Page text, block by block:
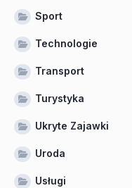
Sport
Technologie
Transport
Turystyka
Ukryte Zajawki
Uroda
Usługi